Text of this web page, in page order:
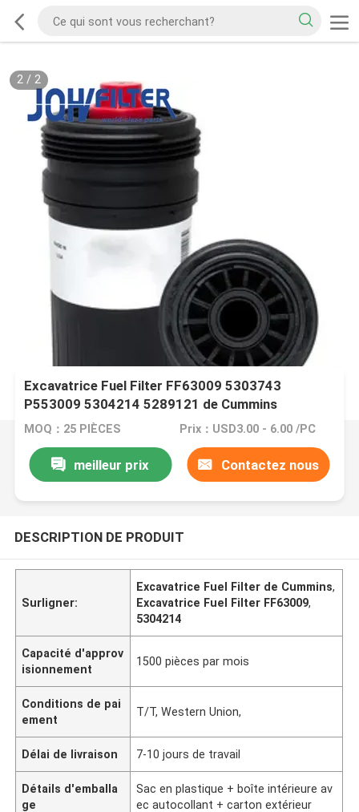
2/ 2
Excavatrice Fuel Filter FF63009 5303743
P553009 5304214 5289121 de Cummins
MOQ：25 PIÈCES Prix：USD3.00 - 6.00 /PC
meilleur prix Contactez nous
DESCRIPTION DE PRODUIT
Surligner:
Excavatrice Fuel Filter de Cummins,
Excavatrice Fuel Filter FF63009,
5304214
Capacité d'approv
isionnement
1500 pièces par mois
Conditions de pai
ement
T/T, Western Union,
Délai de livraison 7-10 jours de travail
Détails d'emballa
ge
Sac en plastique + boîte intérieure av
ec autocollant + carton extérieur